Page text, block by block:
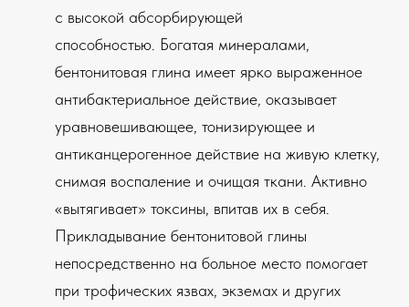
с высокой абсорбирующей
способностью. Богатая минералами,
бентонитовая глина имеет ярко выраженное
антибактериальное действие, оказывает
уравновешивающее, тонизирующее и
антиканцерогенное действие на живую клетку,
снимая воспаление и очищая ткани. Активно
«вытягивает» токсины, впитав их в себя.
Прикладывание бентонитовой глины
непосредственно на больное место помогает
при трофических язвах, экземах и других